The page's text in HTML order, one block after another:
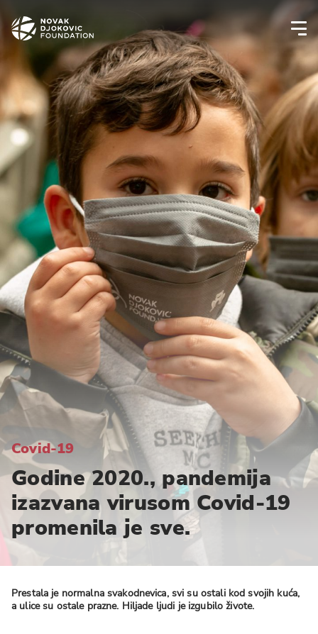
Covid-19
Godine 2020., pandemija
izazvana virusom Covid-19
promenila je sve.
Prestala je normalna svakodnevica, svi su ostali kod svojih kuća,
a ulice su ostale prazne. Hiljade ljudi je izgubilo živote.
Newsletter preferences
Email address*
Enter your email address
First name*
Enter your first name
Birthday
MM / DD
Language preference
Serbian
English
Interests
Online education
The Early Years Blog
Program updates
I agree with Privacy Policy